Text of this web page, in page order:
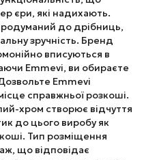
єри, які надихають.
до дрібниць,
зручність. Бренд
вписуються в
Emmevi, ви обираєте
Дозвольте Emmevi
справжньої розкоші.
хром створює відчуття
до цього виробу як
Тип розміщення
що відповідає